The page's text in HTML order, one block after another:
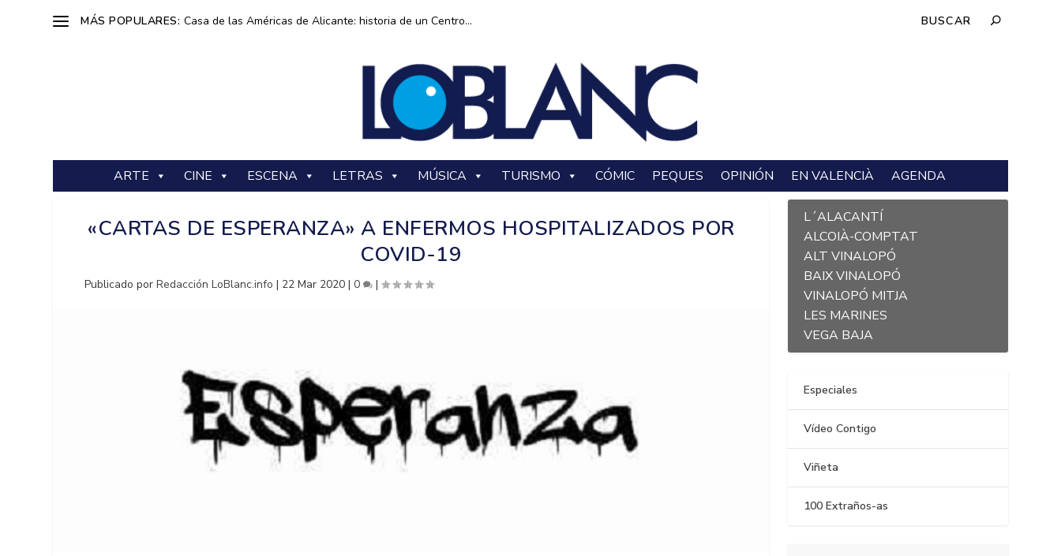
MÁS POPULARES: Casa de las Américas de Alicante: historia de un Centro...
ARTE CINE ESCENA LETRAS MÚSICA TURISMO CÓMIC PEQUES OPINIÓN EN VALENCIÀ AGENDA
«CARTAS DE ESPERANZA» A ENFERMOS HOSPITALIZADOS POR
COVID-19
Publicado porRedacción LoBlanc.info | 22 Mar 2020 |0 |
L´ALACANTÍ
ALCOIÀ-COMPTAT
ALT VINALOPÓ
BAIX VINALOPÓ
VINALOPÓ MITJA
LES MARINES
VEGA BAJA
Especiales
Vídeo Contigo
Viñeta
100 Extraños-as